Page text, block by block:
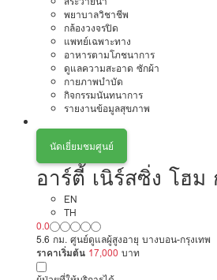
พยาบาลวิชาชีพ
กล้องวงจรปิด
แพทย์เฉพาะทาง
อาหารตามโภชนาการ
ดูแลความสะอาด ซักผ้า
กายภาพบำบัด
กิจกรรมนันทนาการ
รายงานข้อมูลสุขภาพ
นัดเยี่ยมชมศูนย์
อาร์ตี้ เนิร์สซิ่ง โฮม
อายุหรือผู้มีภาวะพึ่งพิง
EN
TH
0.0
5.6 กม. ศูนย์ดูแลผู้สูงอายุ บางบอน-กรุงเทพ
ราคาเริ่มต้น 17,000 บาท